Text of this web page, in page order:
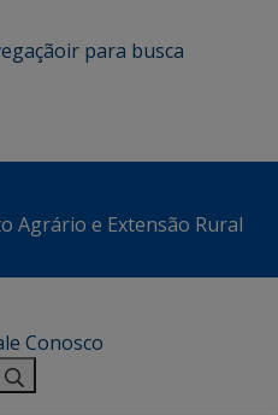
ir para busca
Agrário e Extensão Rural
Conosco